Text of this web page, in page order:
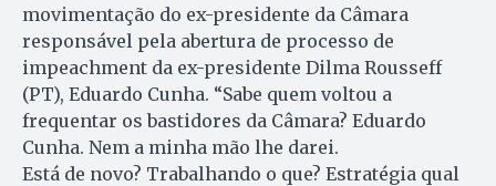
movimentação do ex-presidente da Câmara
responsável pela abertura de processo de
impeachment da ex-presidente Dilma Rousseff
(PT), Eduardo Cunha. “Sabe quem voltou a
frequentar os bastidores da Câmara? Eduardo
Cunha. Nem a minha mão lhe darei.
Está de novo? Trabalhando o que? Estratégia qual